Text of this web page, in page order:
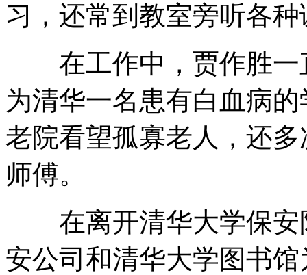
习，还常到教室旁听各
在工作中，贾作胜一
为清华一名患有白血病
老院看望孤寡老人，还
师傅。
在离开清华大学保安
安公司和清华大学图书